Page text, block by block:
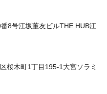
8号江坂董友ビルTHE HUB江
桜木町1丁目195-1大宮ソラミ